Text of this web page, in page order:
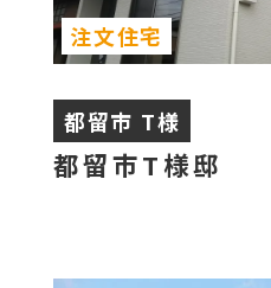
都留市 T様
都留市T様邸
注文住宅